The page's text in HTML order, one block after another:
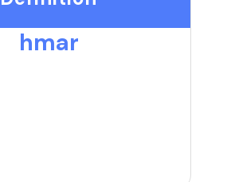
hmar